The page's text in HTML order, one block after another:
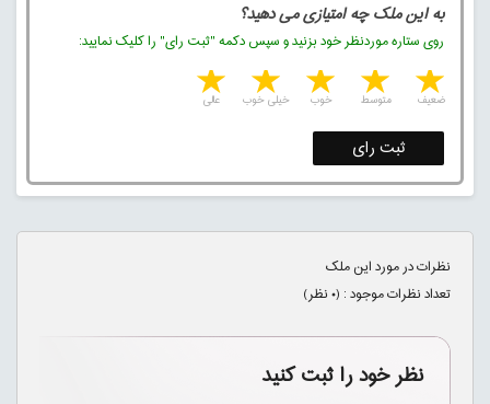
به این ملک چه امتیازی می دهید؟
روی ستاره موردنظر خود بزنید و سپس دکمه "ثبت رای" را کلیک نمایید:
4 stars 3 stars 2 stars 1 star عالی خیلی خوب خوب متوسط ضعیف
ثبت رای
نظرات در مورد این ملک
تعداد نظرات موجود : (۰نظر)
نظر خود را ثبت کنید